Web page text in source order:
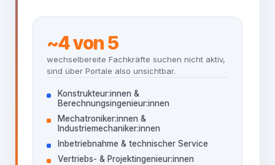
~4 von 5
wechselbereite Fachkräfte suchen nicht aktiv,
sind über Portale also unsichtbar.
Konstrukteur:innen &
Berechnungsingenieur:innen
Mechatroniker:innen &
Industriemechaniker:innen
Inbetriebnahme & technischer Service
Vertriebs- & Projektingenieur:innen